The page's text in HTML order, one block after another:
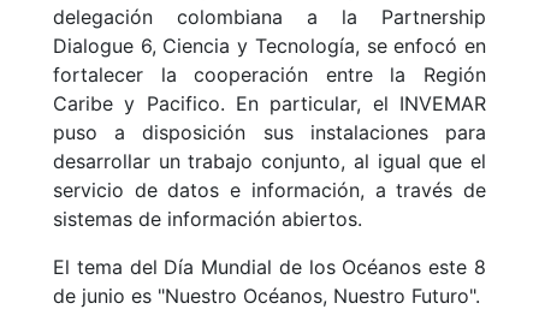
delegación colombiana a la Partnership
Dialogue 6, Ciencia y Tecnología, se enfocó en
fortalecer la cooperación entre la Región
Caribe y Pacifico. En particular, el INVEMAR
puso a disposición sus instalaciones para
desarrollar un trabajo conjunto, al igual que el
servicio de datos e información, a través de
sistemas de información abiertos.
El tema del Día Mundial de los Océanos este 8
de junio es "Nuestro Océanos, Nuestro Futuro".